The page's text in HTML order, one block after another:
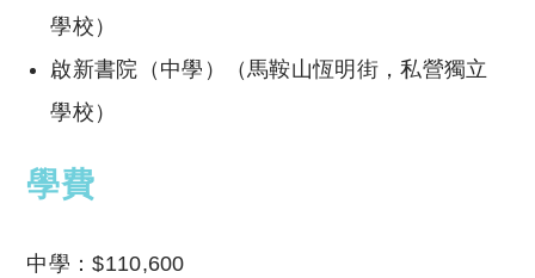
學校）
啟新書院（中學）（馬鞍山恆明街，私營獨立
學校）
學費
中學：$110,600